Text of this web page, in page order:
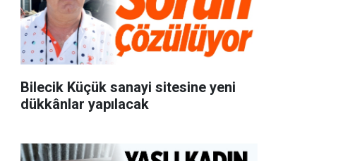
Bilecik Küçük sanayi sitesine yeni
dükkânlar yapılacak